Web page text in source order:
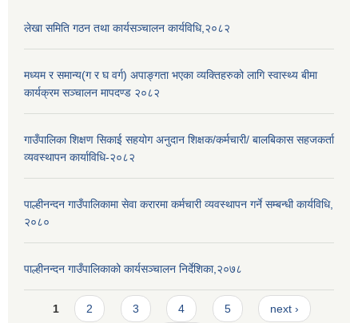
लेखा समिति गठन तथा कार्यसञ्चालन कार्यविधि,२०८२
मध्यम र समान्य(ग र घ वर्ग) अपाङ्गता भएका व्यक्तिहरुको लागि स्वास्थ्य बीमा
कार्यक्रम सञ्चालन मापदण्ड २०८२
गाउँपालिका शिक्षण सिकाई सहयोग अनुदान शिक्षक/कर्मचारी/ बालबिकास सहजकर्ता
व्यवस्थापन कार्याविधि-२०८२
पाल्हीनन्दन गाउँपालिकामा सेवा करारमा कर्मचारी व्यवस्थापन गर्ने सम्बन्धी कार्यविधि,
२०८०
पाल्हीनन्दन गाउँपालिकाको कार्यसञ्चालन निर्देशिका,२०७८
Pages
1 2 3 4 5 next ›